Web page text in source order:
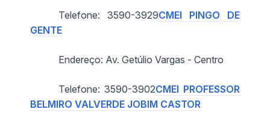
Telefone: 3590-3929CMEI PINGO DE
GENTE
Endereço: Av. Getúlio Vargas - Centro
Telefone: 3590-3902CMEI PROFESSOR
BELMIRO VALVERDE JOBIM CASTOR